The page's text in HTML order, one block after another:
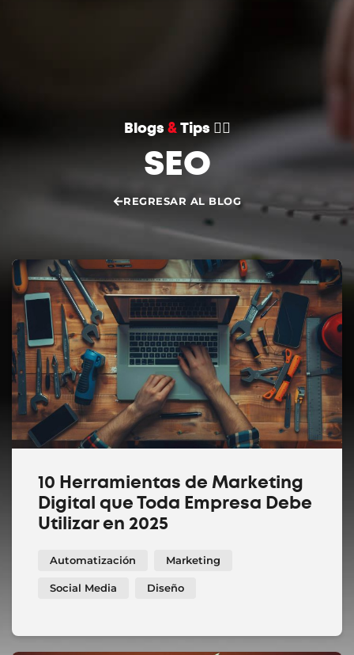
Blogs &Tips 👌🏻
SEO
REGRESAR AL BLOG
10 Herramientas de Marketing
Digital que Toda Empresa Debe
Utilizar en 2025
Automatización Marketing
Social Media Diseño